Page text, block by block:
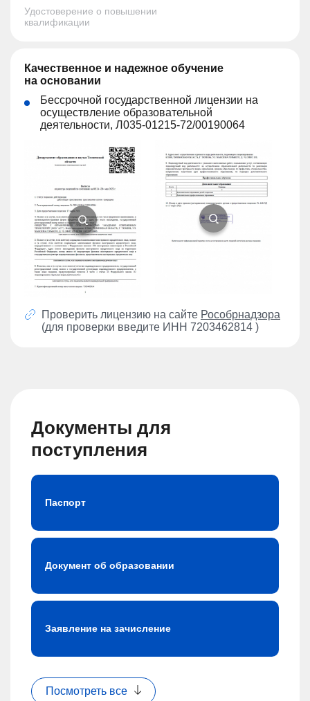
Удостоверение о повышении
квалификации
Качественное и надежное обучение
на основании
Бессрочной государственной лицензии на
осуществление образовательной
деятельности, Л035-01215-72/00190064
Проверить лицензию на сайте Рособрнадзора
(для проверки введите ИНН 7203462814 )
Документы для
поступления
Паспорт
Документ об образовании
Заявление на зачисление
Посмотреть все